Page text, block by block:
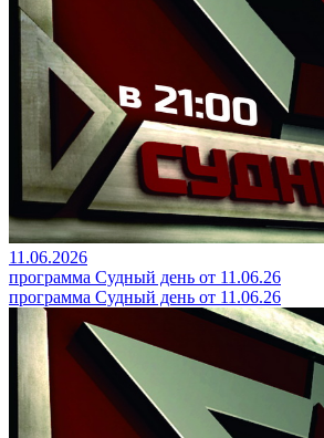
11.06.2026
программа Судный день от 11.06.26
программа Судный день от 11.06.26